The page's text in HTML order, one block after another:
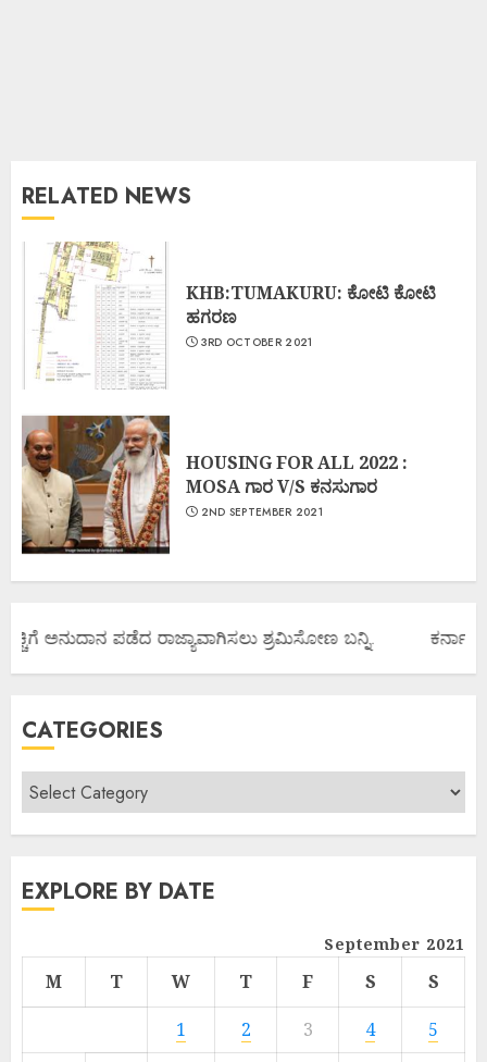
RELATED NEWS
KHB:TUMAKURU: ಕೋಟಿ ಕೋಟಿ
ಹಗರಣ
3RD OCTOBER 2021
HOUSING FOR ALL 2022 :
MOSA ಗಾರ V/S ಕನಸುಗಾರ
2ND SEPTEMBER 2021
ಅನುದಾನ ಪಡೆದ ರಾಜ್ಯಾವಾಗಿಸಲು ಶ್ರಮಿಸೋಣ ಬನ್ನಿ. ಕರ್ನಾಟಕ
CATEGORIES
EXPLORE BY DATE
September 2021
M T W T F S
S
1
2 3 4
5